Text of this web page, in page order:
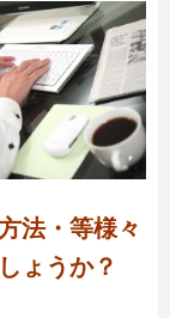
法・等様々
ょうか？